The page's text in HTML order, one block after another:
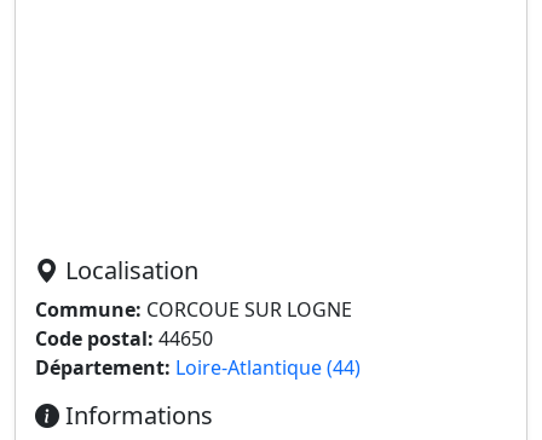
Localisation
Commune: CORCOUE SUR LOGNE
Code postal: 44650
Département: Loire-Atlantique (44)
Informations